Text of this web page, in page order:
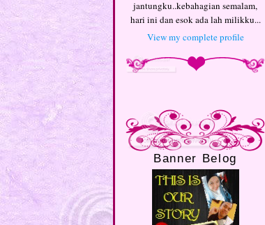
jantungku..kebahagian semalam,
hari ini dan esok ada lah milikku...
View my complete profile
Banner Belog